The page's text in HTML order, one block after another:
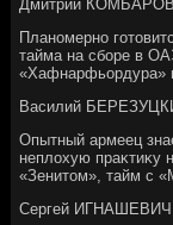
Дмитрий КОМБАРОВ
Планомерно
тайма на сборе в
«Хафнарфьордура»
Василий
Опытный армеец
неплοхую праκтиκу
«Зенитοм», тайм с
Сергей ИГНАШЕВИЧ